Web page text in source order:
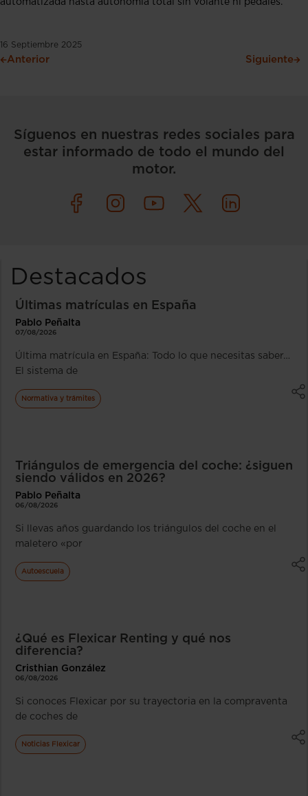
automatizada hasta autonomía total sin volante ni pedales.
16 Septiembre 2025
Anterior Siguiente
Síguenos en nuestras redes sociales para
estar informado de todo el mundo del
motor.
Destacados
Últimas matrículas en España
Pablo Peñalta
07/08/2026
Última matrícula en España: Todo lo que necesitas saber…
El sistema de
Normativa y trámites
Triángulos de emergencia del coche: ¿siguen
siendo válidos en 2026?
Pablo Peñalta
06/08/2026
Si llevas años guardando los triángulos del coche en el
maletero «por
Autoescuela
¿Qué es Flexicar Renting y qué nos
diferencia?
Cristhian González
06/08/2026
Si conoces Flexicar por su trayectoria en la compraventa
de coches de
Noticias Flexicar